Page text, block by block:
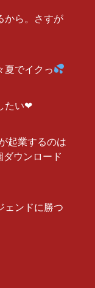
から。さすが
夏でイクっ
たい❤︎
起業するのは
ダウンロード
ェンドに勝つ